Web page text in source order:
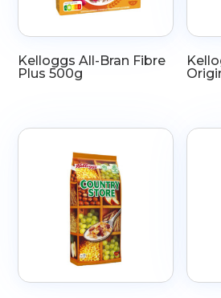
Kelloggs All-Bran Fibre
Plus 500g